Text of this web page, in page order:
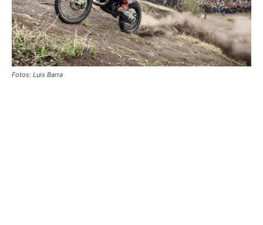
Fotos: Luis Barra